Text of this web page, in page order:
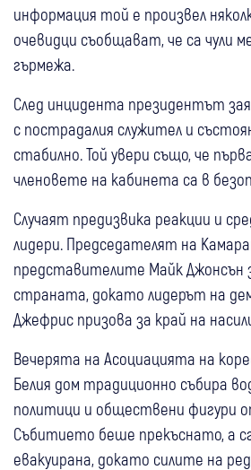
информация той е произвел
очевидци съобщават, че са чули
гърмежа.
След инцидента президентът
с пострадалия служител и
стабилно. Той увери също, че
членовете на кабинета са в
Случаят предизвика реакции и
лидери. Председателят на
представителите Майк Джонсън
страната, докато лидерът на
Джефрис призова за край на
Вечерята на Асоциацията на
Белия дом традиционно събира
политици и обществени фигури
Събитието беше прекъснато, а
евакуирана, докато силите на